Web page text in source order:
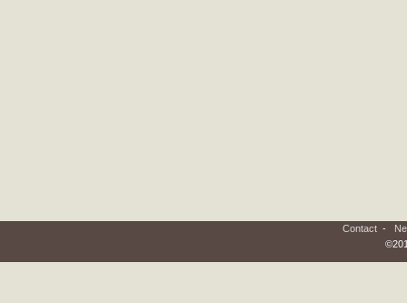
Contact -